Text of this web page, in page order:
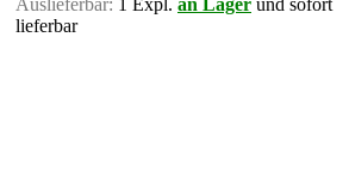
Auslieferbar: 1 Expl. an Lager und sofort
lieferbar